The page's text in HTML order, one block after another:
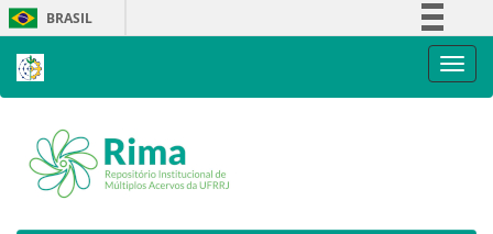
Skip
navigation
BRASIL